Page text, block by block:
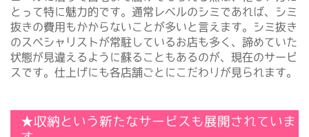
とって特に魅力的です。通常レベルのシミであれば、シミ
抜きの費用もかからないことが多いと言えます。シミ抜き
のスペシャリストが常駐しているお店も多く、諦めていた
状態が見違えるように蘇ることもあるのが、現在のサービ
スです。仕上げにも各店舗ごとにこだわりが見られます。
★収納という新たなサービスも展開されていま